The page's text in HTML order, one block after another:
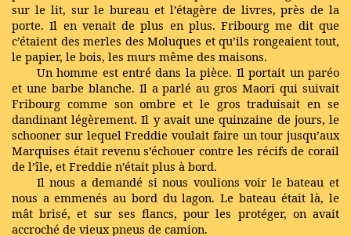
sur le lit, sur le bureau et l’étagère de livres, près de la
porte. Il en venait de plus en plus. Fribourg me dit que
c’étaient des merles des Moluques et qu’ils rongeaient tout,
le papier, le bois, les murs même des maisons.
Un homme est entré dans la pièce. Il portait un paréo
et une barbe blanche. Il a parlé au gros Maori qui suivait
Fribourg comme son ombre et le gros traduisait en se
dandinant légèrement. Il y avait une quinzaine de jours, le
schooner sur lequel Freddie voulait faire un tour jusqu’aux
Marquises était revenu s’échouer contre les récifs de corail
de l’île, et Freddie n’était plus à bord.
Il nous a demandé si nous voulions voir le bateau et
nous a emmenés au bord du lagon. Le bateau était là, le
mât brisé, et sur ses flancs, pour les protéger, on avait
accroché de vieux pneus de camion.